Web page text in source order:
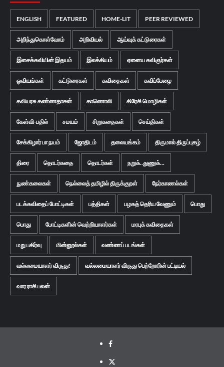
ENGLISH FEATURED HOME-LIT PEER REVIEWED
அறிந்துகொள்வோம் அறிவியல் ஆய்வுக் கட்டுரைகள்
இசைக்கவியின் இதயம் இலக்கியம் ஏனைய கவிஞர்கள்
ஓவியங்கள் கட்டுரைகள் கவிதைகள் கவிப்பேழை
கவியரசு கண்ணதாசன் காணொலி கிரேசி மொழிகள்
கேள்வி-பதில் சமயம் சிறுகதைகள் செய்திகள்
சேக்கிழார் பா நயம் ஜோதிடம் தலையங்கம் திருமால் திருப்புகழ்
திரை தொடர்கதை தொடர்கள் நறுக்..துணுக்...
நுண்கலைகள் நெல்லைத் தமிழில் திருக்குறள் நேர்காணல்கள்
படக்கவிதைப் போட்டிகள் பத்திகள் பழகத் தெரிய வேணும் பொது
பொது போட்டிகளின் வெற்றியாளர்கள் மரபுக் கவிதைகள்
மறு பகிர்வு மின்னூல்கள் வண்ணப் படங்கள்
வல்லமையாளர் விருது! வல்லமையாளர் விருது பெற்றோரின் பட்டியல்
வார ராசி பலன்
Facebook
Twitter